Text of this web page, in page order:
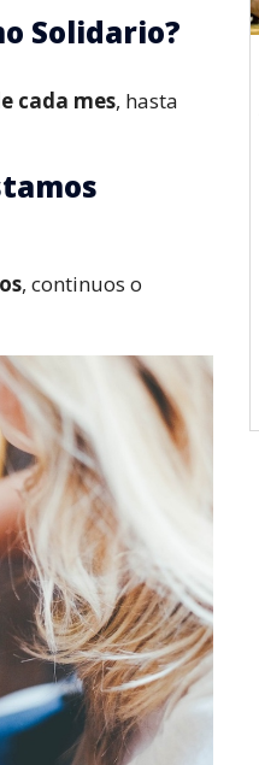
Solidario?
cada mes, hasta
, continuos o